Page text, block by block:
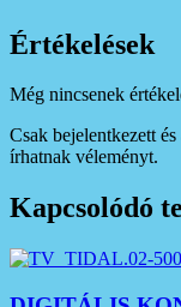
Értékelések
Még nincsenek
Csak bejelentkezett
írhatnak véleményt.
Kapcsolódó